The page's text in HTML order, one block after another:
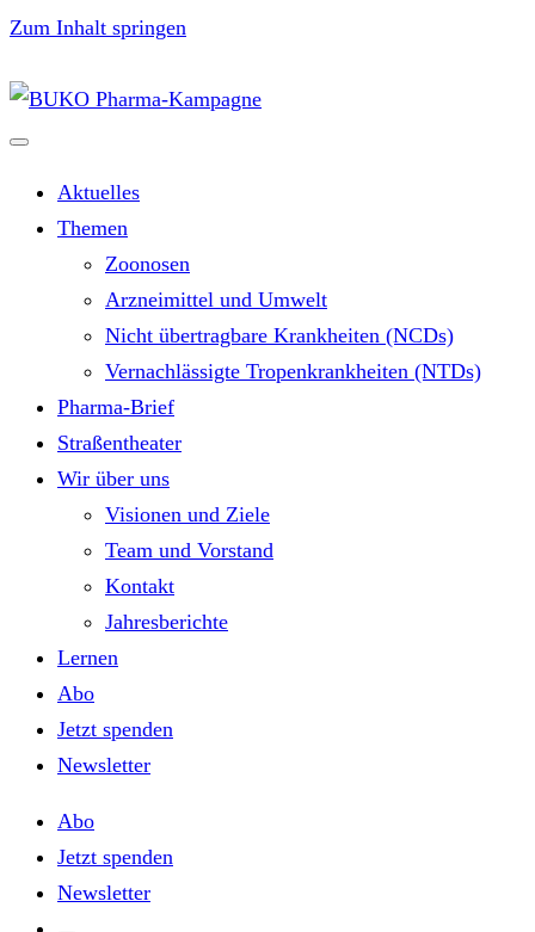
Zum Inhalt springen
Aktuelles
Themen
Zoonosen
Arzneimittel und Umwelt
Nicht übertragbare Krankheiten (NCDs)
Vernachlässigte Tropenkrankheiten (NTDs)
Pharma-Brief
Straßentheater
Wir über uns
Visionen und Ziele
Team und Vorstand
Kontakt
Jahresberichte
Lernen
Abo
Jetzt spenden
Newsletter
Abo
Jetzt spenden
Newsletter